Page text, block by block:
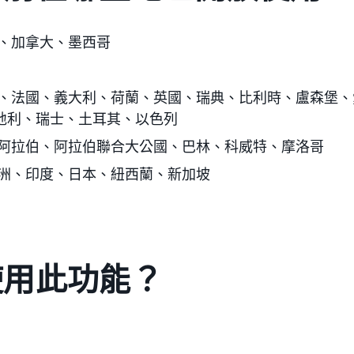
加拿大、墨西哥
法國、義大利、荷蘭、英國、瑞典 、比利時、盧森堡
利、瑞士、土耳其、以色列
拉伯、阿拉伯聯合大公國 、巴林、科威特、摩洛哥
、印度、日本 、紐西蘭、新加坡
此功能？